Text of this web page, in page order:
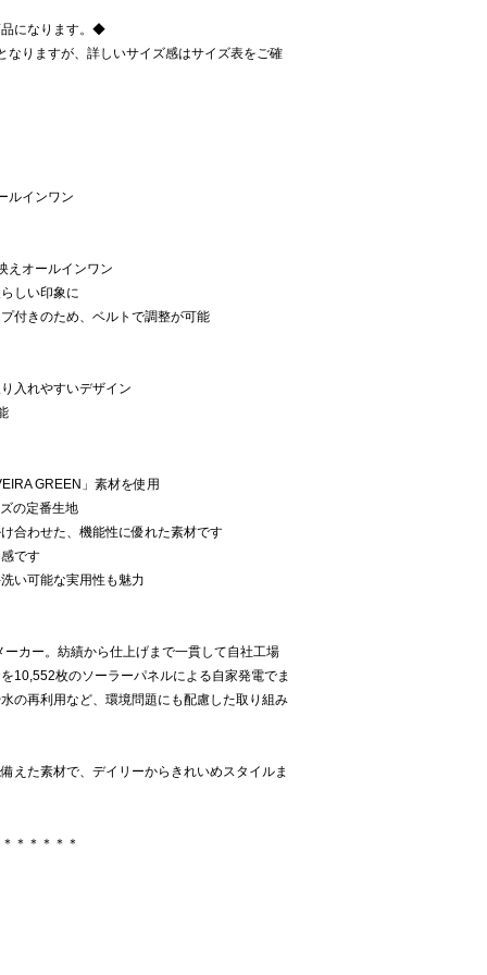
になります。◆
りますが、詳しいサイズ感はサイズ表をご確
ルインワン
えオールインワン
しい印象に
付きのため、ベルトで調整が可能
入れやすいデザイン
GREEN」素材を使用
の定番生地
合わせた、機能性に優れた素材です
です
い可能な実用性も魅力
カー。紡績から仕上げまで一貫して自社工場
10,552枚のソーラーパネルによる自家発電でま
の再利用など、環境問題にも配慮した取り組み
えた素材で、デイリーからきれいめスタイルま
＊＊＊＊＊